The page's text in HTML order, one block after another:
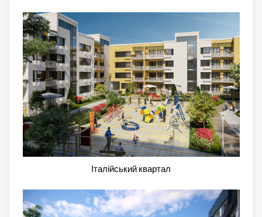
Італійський квартал